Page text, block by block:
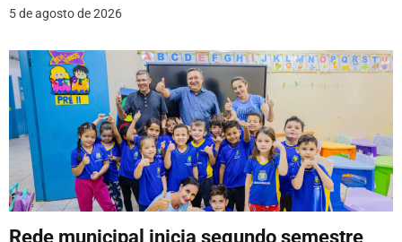
t
5 de agosto de 2026
Rede municipal inicia segundo semestre